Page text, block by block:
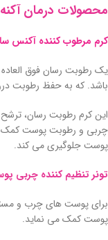
محصولات درمان
کرم مرطوب کننده آکنس
یک رطوبت رسان فوق
باشد. که به حفظ رطوبت
این کرم رطوبت رسان،
چربی و رطوبت پوست کمک
پوست جلوگیری می کند.
تونر تنظیم کننده چربی پوست اکنس
برای پوست های چرب و
پوست کمک می نماید.